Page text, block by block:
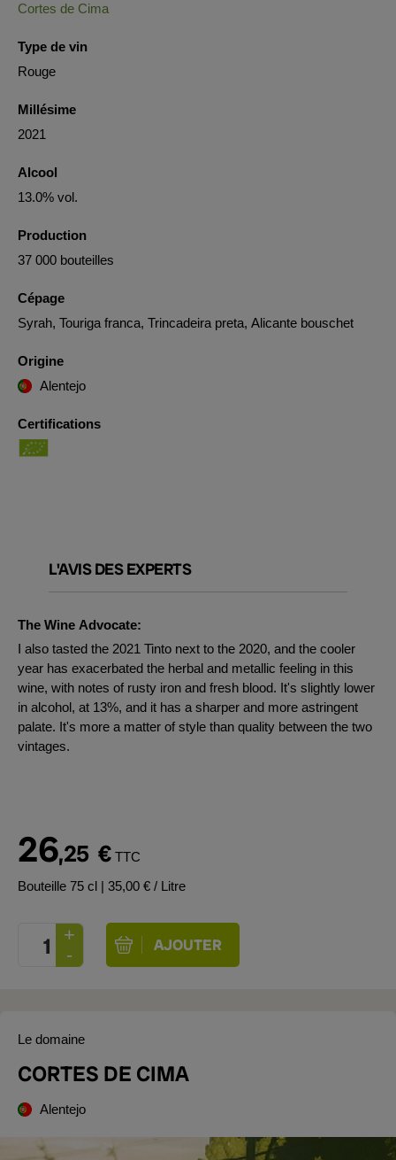
Cortes de Cima
Type de vin
Rouge
Millésime
2021
Alcool
13.0% vol.
Production
37 000 bouteilles
Cépage
Syrah, Touriga franca, Trincadeira preta, Alicante bouschet
Origine
Alentejo
Certifications
L'AVIS DES EXPERTS
The Wine Advocate:
I also tasted the 2021 Tinto next to the 2020, and the cooler
year has exacerbated the herbal and metallic feeling in this
wine, with notes of rusty iron and fresh blood. It's slightly lower
in alcohol, at 13%, and it has a sharper and more astringent
palate. It's more a matter of style than quality between the two
vintages.
26,25 € TTC
Bouteille 75 cl | 35,00 € / Litre
Le domaine
CORTES DE CIMA
Alentejo